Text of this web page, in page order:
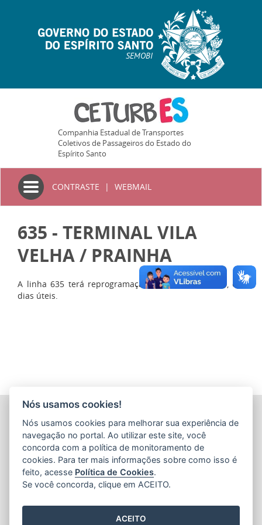
SEMOBI
Companhia Estadual de Transportes
Coletivos de Passageiros do Estado do
Espírito Santo
Toggle
navigation
CONTRASTE | WEBMAIL
635 - TERMINAL VILA
VELHA / PRAINHA
A linha 635 terá reprogramação de quadro horário, em
dias úteis.
COMPANHIA ESTADUAL DE TRANSPORTES COLETIVOS DE
PASSAGEIROS DO ESTADO DO ESPÍRITO SANTO
(CETURB/ES)
Av. Jerônimo Monteiro, 96 - Ed. Aureliano Hoffmann, 5º, 6º
e 7º Andares - Centro
CEP: 29010-002 - Vitória / ES
Tel.: 27 3232-4500
Nós usamos cookies!
Nós usamos cookies para melhorar sua experiência de
navegação no portal. Ao utilizar este site, você
concorda com a política de monitoramento de
cookies. Para ter mais informações sobre como isso é
feito, acesse Política de Cookies.
Se você concorda, clique em ACEITO.
ACEITO